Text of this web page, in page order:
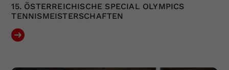
15. ÖSTERREICHISCHE SPECIAL OLYMPICS
TENNISMEISTERSCHAFTEN